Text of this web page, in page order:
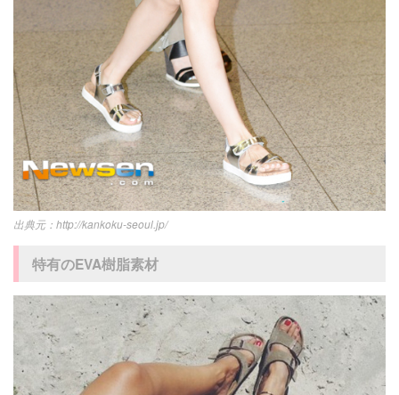
http://kankoku-seoul.jp/
特有のEVA樹脂素材